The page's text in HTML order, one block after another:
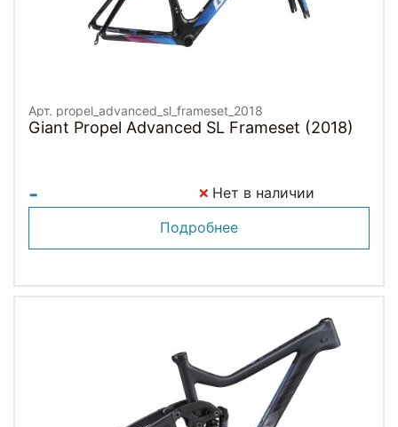
Арт. propel_advanced_sl_frameset_2018
Giant Propel Advanced SL Frameset (2018)
-
Нет в наличии
Подробнее